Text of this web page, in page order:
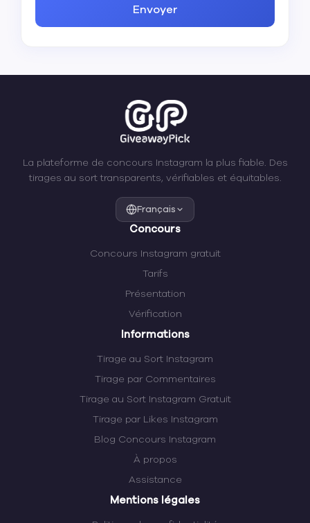
Envoyer
La plateforme de concours Instagram la plus fiable. Des
tirages au sort transparents, vérifiables et équitables.
Français
Concours
Concours Instagram gratuit
Tarifs
Présentation
Vérification
Informations
Tirage au Sort Instagram
Tirage par Commentaires
Tirage au Sort Instagram Gratuit
Tirage par Likes Instagram
Blog Concours Instagram
À propos
Assistance
Mentions légales